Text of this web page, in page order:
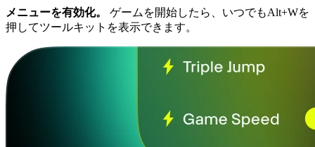
メニューを有効化。
ゲームを開始したら、いつでもAlt+Wを
押してツールキットを表示できます。